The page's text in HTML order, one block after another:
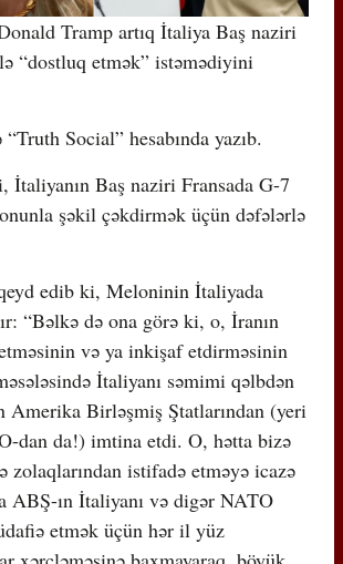
Tramp artıq İtaliya Baş naziri
“dostluq etmək” istəmədiyini
Social” hesabında yazıb.
Baş naziri Fransada G-7
şəkil çəkdirmək üçün dəfələrlə
edib ki, Meloninin İtaliyada
“Bəlkə də ona görə ki, o, İranın
və ya inkişaf etdirməsinin
İtaliyanı səmimi qəlbdən
Amerika Birləşmiş Ştatlarından (yeri
dan da!) imtina etdi. O, hətta bizə
zolaqlarından istifadə etməyə icazə
ABŞ-ın İtaliyanı və digər NATO
etmək üçün hər il yüz